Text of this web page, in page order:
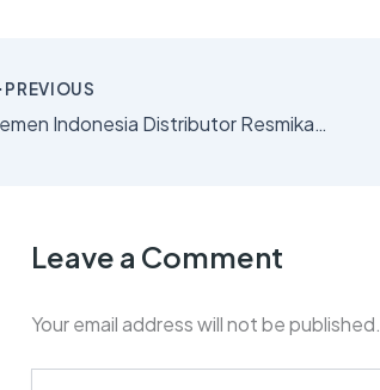
PREVIOUS
Semen Indonesia Distributor Resmikan Cabang Pasuruan : Langkah Strategis Menuju Ekspansi Nasional
Leave a Comment
Your email address will not be published.